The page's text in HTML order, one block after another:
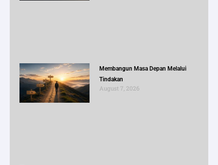
Membangun Masa Depan Melalui
Tindakan
August 7, 2026